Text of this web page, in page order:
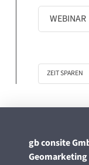
WEBINAR
ZEIT SPAREN
gb consite